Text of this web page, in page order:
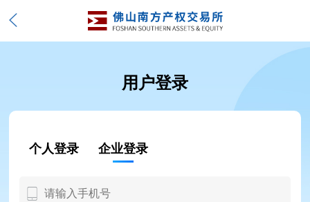
用户登录
个人登录 企业登录